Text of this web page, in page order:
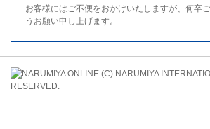
お客様にはご不便をおかけいたしますが、何卒
うお願い申し上げます。